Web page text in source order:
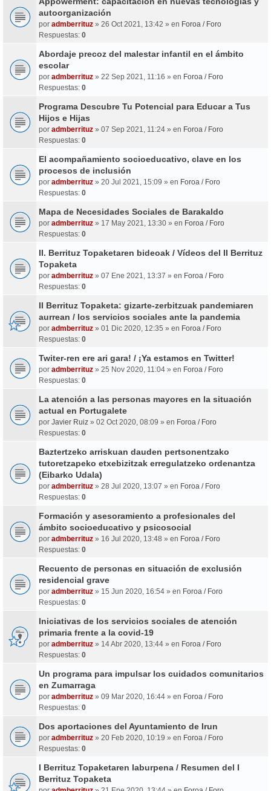
autoorganización
por admberrituz » 26 Oct 2021, 13:42 » en Foroa / Foro
Respuestas: 0
Abordaje precoz del malestar infantil en el ámbito
escolar
por admberrituz » 22 Sep 2021, 11:16 » en Foroa / Foro
Respuestas: 0
Programa Descubre Tu Potencial para Educar a Tus
Hijos e Hijas
por admberrituz » 07 Sep 2021, 11:24 » en Foroa / Foro
Respuestas: 0
El acompañamiento socioeducativo, clave en los
procesos de inclusión
por admberrituz » 20 Jul 2021, 15:09 » en Foroa / Foro
Respuestas: 0
Mapa de Necesidades Sociales de Barakaldo
por admberrituz » 17 May 2021, 13:30 » en Foroa / Foro
Respuestas: 0
II. Berrituz Topaketaren bideoak / Vídeos del II Berrituz
Topaketa
por admberrituz » 07 Ene 2021, 13:37 » en Foroa / Foro
Respuestas: 0
II Berrituz Topaketa: gizarte-zerbitzuak pandemiaren
aurrean / los servicios sociales ante la pandemia
por admberrituz » 01 Dic 2020, 12:35 » en Foroa / Foro
Respuestas: 0
Twiter-ren ere ari gara! / ¡Ya estamos en Twitter!
por admberrituz » 25 Nov 2020, 11:04 » en Foroa / Foro
Respuestas: 0
La atención a las personas mayores en la situación
actual en Portugalete
por Javier Ruiz » 02 Oct 2020, 08:09 » en Foroa / Foro
Respuestas: 0
Baztertzeko arriskuan dauden pertsonentzako
tutoretzapeko etxebizitzak erregulatzeko ordenantza
(Eibarko Udala)
por admberrituz » 28 Jul 2020, 13:07 » en Foroa / Foro
Respuestas: 0
Formación y asesoramiento a profesionales del
ámbito socioeducativo y psicosocial
por admberrituz » 16 Jul 2020, 13:48 » en Foroa / Foro
Respuestas: 0
Recuento de personas en situación de exclusión
residencial grave
por admberrituz » 15 Jun 2020, 16:54 » en Foroa / Foro
Respuestas: 0
Iniciativas de los servicios sociales de atención
primaria frente a la covid-19
por admberrituz » 14 Abr 2020, 13:44 » en Foroa / Foro
Respuestas: 0
Un programa para impulsar los cuidados comunitarios
en Zumarraga
por admberrituz » 09 Mar 2020, 16:44 » en Foroa / Foro
Respuestas: 0
Dos aportaciones del Ayuntamiento de Irun
por admberrituz » 20 Feb 2020, 10:19 » en Foroa / Foro
Respuestas: 0
I Berrituz Topaketaren laburpena / Resumen del I
Berrituz Topaketa